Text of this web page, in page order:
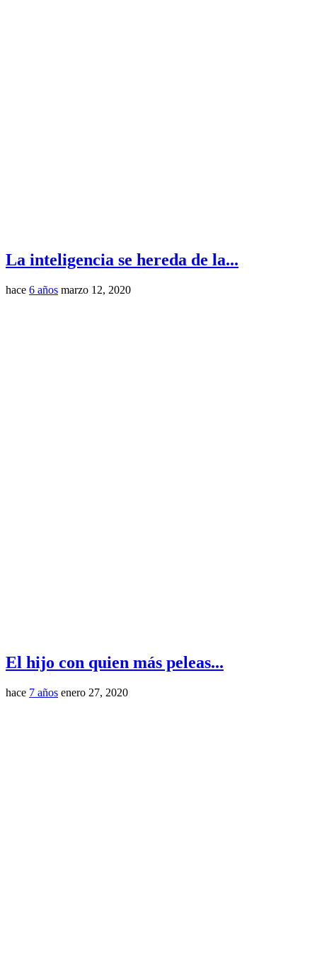
La inteligencia se hereda de la...
hace 6 años marzo 12, 2020
El hijo con quien más peleas...
hace 7 años enero 27, 2020